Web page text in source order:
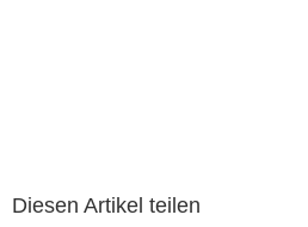
Diesen Artikel teilen